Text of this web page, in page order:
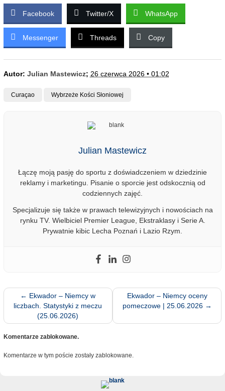
Facebook Twitter/X WhatsApp
Messenger Threads Copy
Autor: Julian Mastewicz; 26 czerwca 2026 • 01:02
Curaçao Wybrzeże Kości Słoniowej
Julian Mastewicz
Łączę moją pasję do sportu z doświadczeniem w dziedzinie
reklamy i marketingu. Pisanie o sporcie jest odskocznią od
codziennych zajęć.
Specjalizuje się także w prawach telewizyjnych i nowościach na
rynku TV. Wielbiciel Premier League, Ekstraklasy i Serie A.
Prywatnie kibic Lecha Poznań i Lazio Rzym.
← Ekwador – Niemcy w
liczbach. Statystyki z meczu
(25.06.2026)
Ekwador – Niemcy oceny
pomeczowe | 25.06.2026 →
Komentarze zablokowane.
Komentarze w tym poście zostały zablokowane.